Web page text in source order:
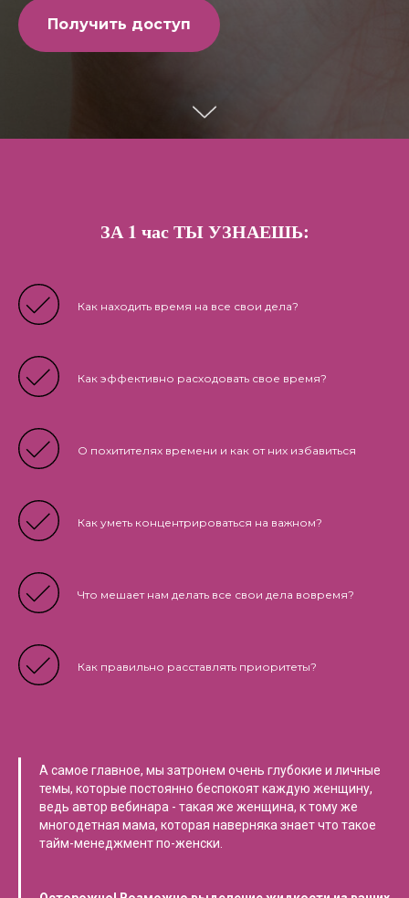
Получить доступ
ЗА 1 час ТЫ УЗНАЕШЬ:
Как находить время на все свои дела?
Как эффективно расходовать свое время?
О похитителях времени и как от них избавиться
Как уметь концентрироваться на важном?
Что мешает нам делать все свои дела вовремя?
Как правильно расставлять приоритеты?
А самое главное, мы затронем очень глубокие и личные
темы, которые постоянно беспокоят каждую женщину,
ведь автор вебинара - такая же женщина, к тому же
многодетная мама, которая наверняка знает что такое
тайм-менеджмент по-женски.